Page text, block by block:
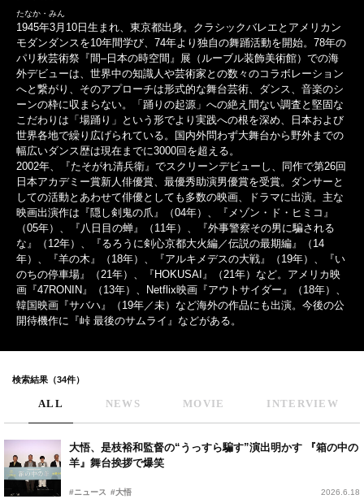
たなか・みん
1945年3月10日生まれ、東京都出身。クラシックバレエとアメリカン
モダンダンスを10年間学び、74年より独自の舞踊活動を開始。78年の
パリ秋芸術祭『間–日本の時空間』展（ルーブル装飾美術館）での海
外デビューは、世界中の知識人や芸術家との数々のコラボレーション
へと繋がり、そのアプローチは形式的な舞台芸術、ダンス、音楽のシ
ーンの枠に収まらない。「踊りの起源」への絶え間ない調査と堅固な
こだわりは「場踊り」という形でより実践への根を深め、日本および
世界各地で繰り広げられている。国内外問わず大舞台から野外までの
幅広いダンス歴は現在までに3000回を超える。
2002年、『たそがれ清兵衛』でスクリーンデビューし、同作で第26回
日本アカデミー賞新人俳優賞、最優秀助演男優賞を受賞。ダンサーと
しての活動とあわせて俳優としても多数の映画、ドラマに出演。主な
映画出演作は『隠し剣鬼の爪』（04年）、『メゾン・ド・ヒミコ』
（05年）、『八日目の蝉』（11年）、『外事警察その男に騙される
な』（12年）、『るろうに剣心京都大火編／伝説の最期編』（14
年）、『羊の木』（18年）、『アルキメデスの大戦』（19年）、『い
のちの停車場』（21年）、『HOKUSAI』（21年）など。アメリカ映
画『47RONIN』（13年）、Netflix映画『アウトサイダー』（18年）、
韓国映画『サバハ』（19年／未）など海外の作品にも出演。今後の公
開待機作に『峠 最後のサムライ』などがある。
検索結果（34件）
ALL NEWS MOVIE INTERVIEW
大悟、是枝裕和監督の“うっすら騙す”演出明かす 『箱の中の
羊』舞台挨拶で爆笑
#ニュース #大悟 2026.6.18